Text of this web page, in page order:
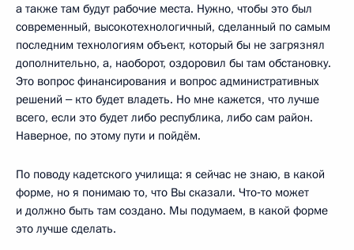
а также там будут рабочие места. Нужно, чтобы это был
современный, высокотехнологичный, сделанный по самым
последним технологиям объект, который бы не загрязнял
дополнительно, а, наоборот, оздоровил бы там обстановку.
Это вопрос финансирования и вопрос административных
решений ‒ кто будет владеть. Но мне кажется, что лучше
всего, если это будет либо республика, либо сам район.
Наверное, по этому пути и пойдём.
По поводу кадетского училища: я сейчас не знаю, в какой
форме, но я понимаю то, что Вы сказали. Что‑то может
и должно быть там создано. Мы подумаем, в какой форме
это лучше сделать.